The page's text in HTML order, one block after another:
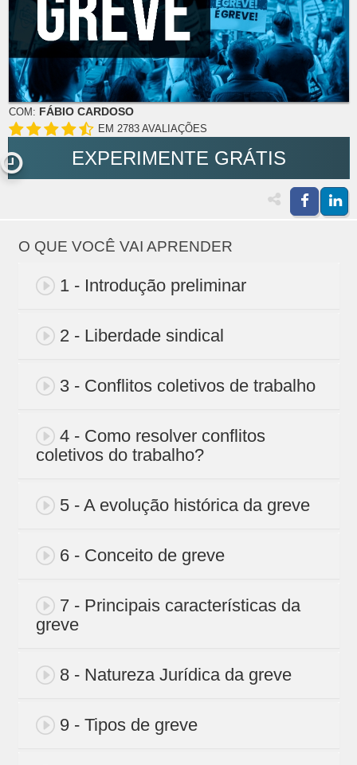
COM: FÁBIO CARDOSO
EM 2783 AVALIAÇÕES
EXPERIMENTE GRÁTIS
O QUE VOCÊ VAI APRENDER
1 - Introdução preliminar
2 - Liberdade sindical
3 - Conflitos coletivos de trabalho
4 - Como resolver conflitos
coletivos do trabalho?
5 - A evolução histórica da greve
6 - Conceito de greve
7 - Principais características da
greve
8 - Natureza Jurídica da greve
9 - Tipos de greve